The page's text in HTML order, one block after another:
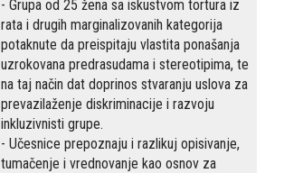
- Grupa od 25 žena sa iskustvom tortura iz
rata i drugih marginalizovanih kategorija
potaknute da preispitaju vlastita ponašanja
uzrokovana predrasudama i stereotipima, te
na taj način dat doprinos stvaranju uslova za
prevazilaženje diskriminacije i razvoju
inkluzivnisti grupe.
- Učesnice prepoznaju i razlikuj opisivanje,
tumačenje i vrednovanje kao osnov za